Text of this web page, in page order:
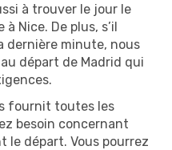
à trouver le jour le
Nice. De plus, s’il
dernière minute, nous
départ de Madrid qui
fournit toutes les
besoin concernant
le départ. Vous pourrez